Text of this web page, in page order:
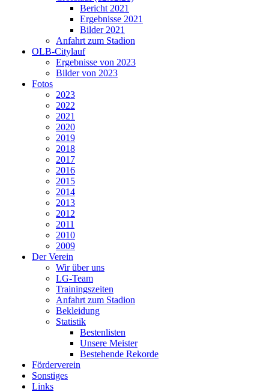
Bericht 2021
Ergebnisse 2021
Bilder 2021
Anfahrt zum Stadion
OLB-Citylauf
Ergebnisse von 2023
Bilder von 2023
Fotos
2023
2022
2021
2020
2019
2018
2017
2016
2015
2014
2013
2012
2011
2010
2009
Der Verein
Wir über uns
LG-Team
Trainingszeiten
Anfahrt zum Stadion
Bekleidung
Statistik
Bestenlisten
Unsere Meister
Bestehende Rekorde
Förderverein
Sonstiges
Links